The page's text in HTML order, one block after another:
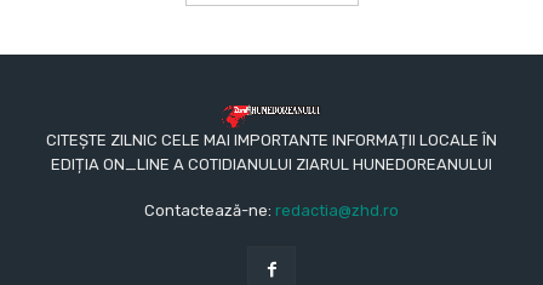
CITEȘTE ZILNIC CELE MAI IMPORTANTE INFORMAȚII LOCALE ÎN
EDIȚIA ON_LINE A COTIDIANULUI ZIARUL HUNEDOREANULUI
Contactează-ne: redactia@zhd.ro